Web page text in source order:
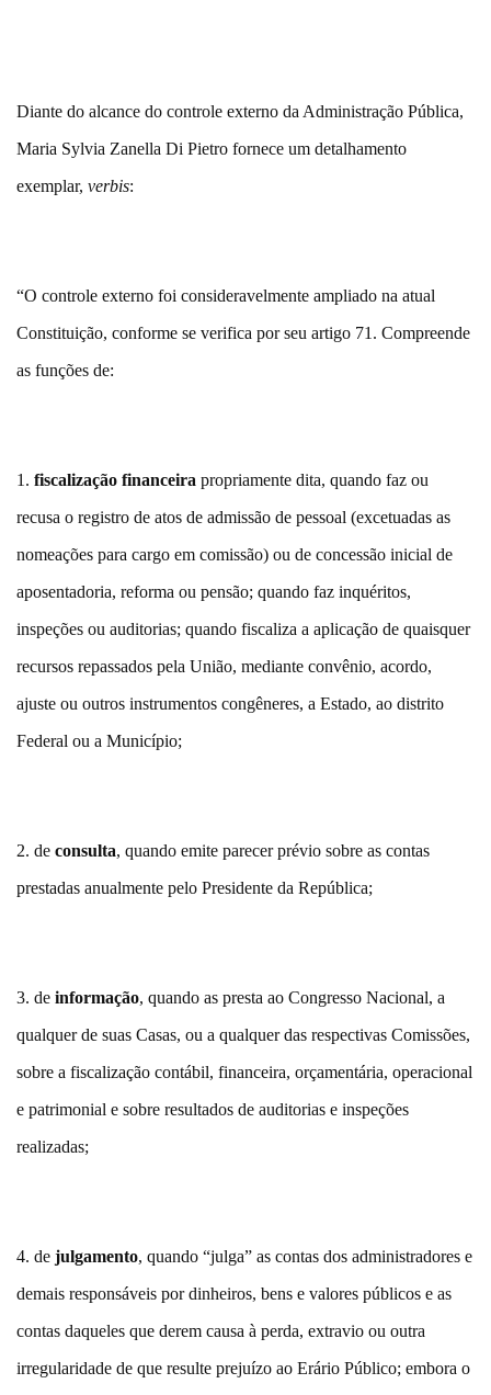
Diante do alcance do controle externo da Administração Pública,
Maria Sylvia Zanella Di Pietro fornece um detalhamento
exemplar, verbis:
“O controle externo foi consideravelmente ampliado na atual
Constituição, conforme se verifica por seu artigo 71. Compreende
as funções de:
1. fiscalização financeira propriamente dita, quando faz ou
recusa o registro de atos de admissão de pessoal (excetuadas as
nomeações para cargo em comissão) ou de concessão inicial de
aposentadoria, reforma ou pensão; quando faz inquéritos,
inspeções ou auditorias; quando fiscaliza a aplicação de quaisquer
recursos repassados pela União, mediante convênio, acordo,
ajuste ou outros instrumentos congêneres, a Estado, ao distrito
Federal ou a Município;
2. de consulta, quando emite parecer prévio sobre as contas
prestadas anualmente pelo Presidente da República;
3. de informação, quando as presta ao Congresso Nacional, a
qualquer de suas Casas, ou a qualquer das respectivas Comissões,
sobre a fiscalização contábil, financeira, orçamentária, operacional
e patrimonial e sobre resultados de auditorias e inspeções
realizadas;
4. de julgamento, quando “julga” as contas dos administradores e
demais responsáveis por dinheiros, bens e valores públicos e as
contas daqueles que derem causa à perda, extravio ou outra
irregularidade de que resulte prejuízo ao Erário Público; embora o